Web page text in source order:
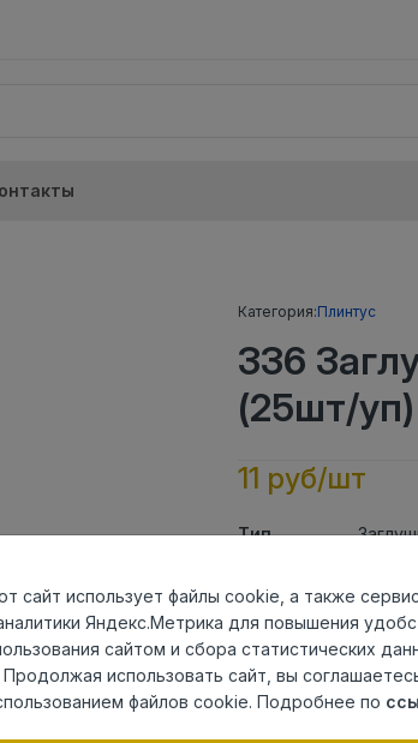
Категория:Плинтус
336
(25шт/уп)
11 руб/шт
Тип
Материал
44 шт
Внимание!
сайт использует файлы cookie, а также
Яндекс.Метрика для повышения
сайтом и сбора статистических
Продолжая использовать сайт, вы
файлов cookie. Подробнее по